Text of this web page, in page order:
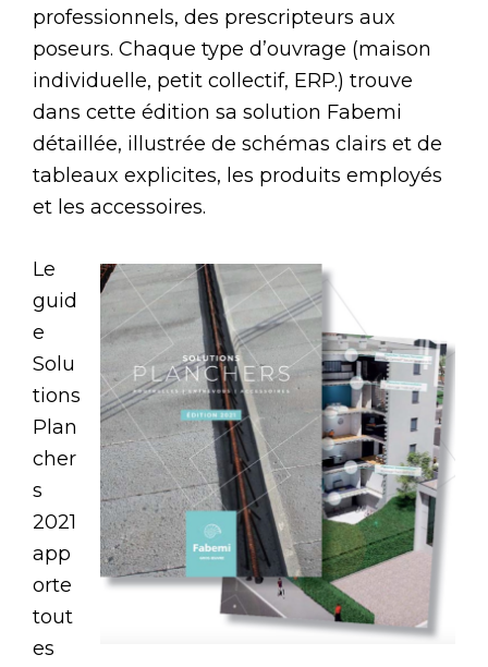
professionnels, des prescripteurs aux
poseurs. Chaque type d’ouvrage (maison
individuelle, petit collectif, ERP.) trouve
dans cette édition sa solution Fabemi
détaillée, illustrée de schémas clairs et de
tableaux explicites, les produits employés
et les accessoires.
Le
guid
e
Solu
tions
Plan
cher
s
2021
app
orte
tout
es